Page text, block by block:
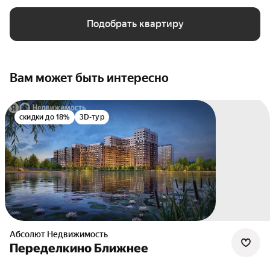
Подобрать квартиру
Вам может быть интересно
скидки до 18% 3D-тур
Абсолют Недвижимость
Переделкино Ближнее